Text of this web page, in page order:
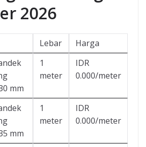
2026
Lebar
Harga
mm
1
meter
IDR
0.000/meter
mm
1
meter
IDR
0.000/meter